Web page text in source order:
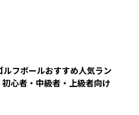
ルフボールおすすめ人気ラン
心者・中級者・上級者向け